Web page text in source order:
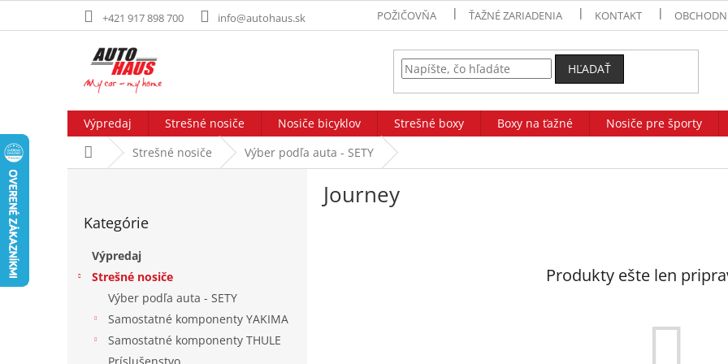
+421 917 898 700 info@autohaus.sk POŽIČOVŇA ŤAŽNÉ ZARIADENIA KONTAKT
HĽADAŤ
Výpredaj Strešné nosiče Nosiče bicyklov Strešné boxy Boxy na ťažné Nosiče pre športy
DomovStrešné nosiče Výber podľa auta - SETY
kategórie
Kategórie
Výpredaj
Strešné nosiče
Výber podľa auta - SETY
Samostatné komponenty YAKIMA
Samostatné komponenty THULE
Journey
Produkty ešte len